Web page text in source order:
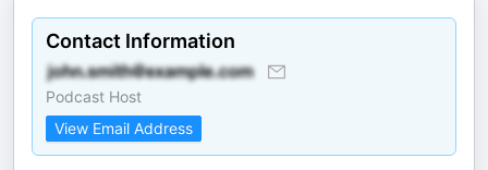
Contact Information
Podcast Host
View Email Address